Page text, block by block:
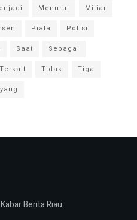
Menurut
Miliar
Piala
Polisi
Saat
Sebagai
Terkait Tidak
Tiga
yang
Berita Riau.